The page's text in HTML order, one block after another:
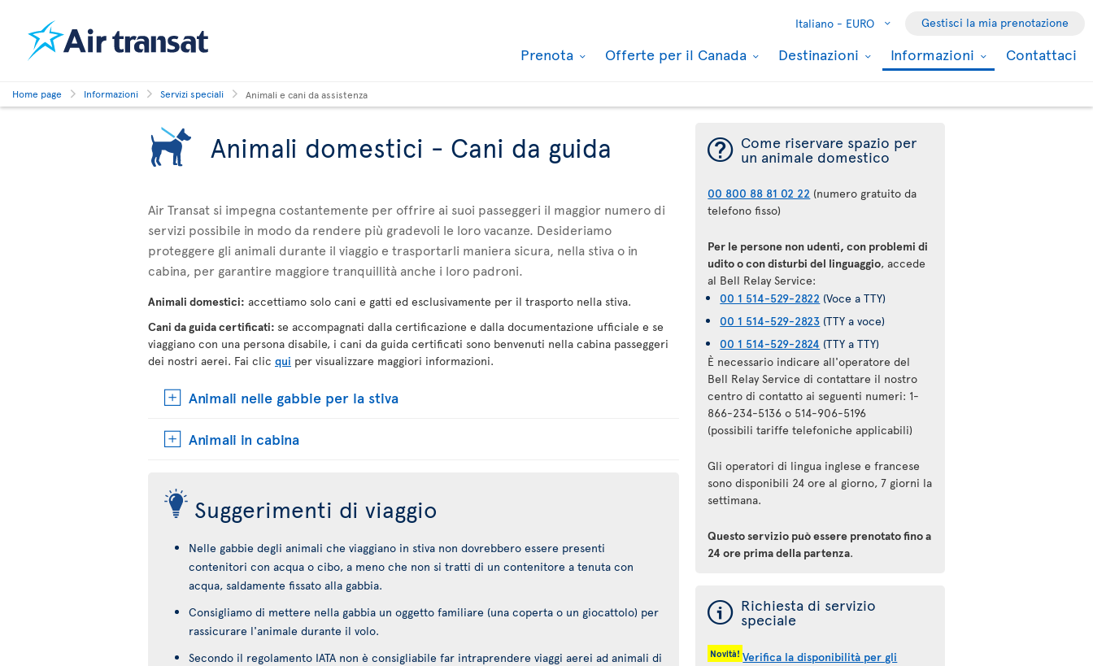
Italiano - EURO Gestisci la mia prenotazione
Prenota Offerte per il Canada Destinazioni Informazioni Contattaci
Home page Informazioni Servizi speciali Animali e cani da assistenza
Animali domestici - Cani da guida
Air Transat si impegna costantemente per offrire ai suoi passeggeri il maggior numero di
servizi possibile in modo da rendere più gradevoli le loro vacanze. Desideriamo
proteggere gli animali durante il viaggio e trasportarli maniera sicura, nella stiva o in
cabina, per garantire maggiore tranquillità anche i loro padroni.
Animali domestici: accettiamo solo cani e gatti ed esclusivamente per il trasporto nella stiva.
Cani da guida certificati: se accompagnati dalla certificazione e dalla documentazione ufficiale e se
viaggiano con una persona disabile, i cani da guida certificati sono benvenuti nella cabina passeggeri
dei nostri aerei. Fai clic qui per visualizzare maggiori informazioni.
Animali nelle gabbie per la stiva
Animali in cabina
Suggerimenti di viaggio
Nelle gabbie degli animali che viaggiano in stiva non dovrebbero essere presenti
contenitori con acqua o cibo, a meno che non si tratti di un contenitore a tenuta con
acqua, saldamente fissato alla gabbia.
Consigliamo di mettere nella gabbia un oggetto familiare (una coperta o un giocattolo) per
rassicurare l'animale durante il volo.
Secondo il regolamento IATA non è consigliabile far intraprendere viaggi aerei ad animali di
¯ Come riservare spazio per
un animale domestico
00 800 88 81 02 22 (numero gratuito da
telefono fisso)
Per le persone non udenti, con problemi di
udito o con disturbi del linguaggio, accede
al Bell Relay Service:
00 1 514-529-2822 (Voce a TTY)
00 1 514-529-2823 (TTY a voce)
00 1 514-529-2824 (TTY a TTY)
È necessario indicare all'operatore del
Bell Relay Service di contattare il nostro
centro di contatto ai seguenti numeri: 1-
866-234-5136 o 514-906-5196
(possibili tariffe telefoniche applicabili)
Gli operatori di lingua inglese e francese
sono disponibili 24 ore al giorno, 7 giorni la
settimana.
Questo servizio può essere prenotato fino a
24 ore prima della partenza.
ý Richiesta di servizio
speciale
Novità! Verifica la disponibilità per gli